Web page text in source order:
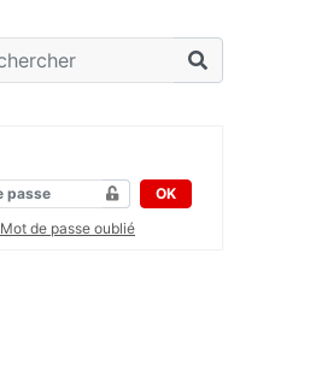
OK
Mot de passe oublié